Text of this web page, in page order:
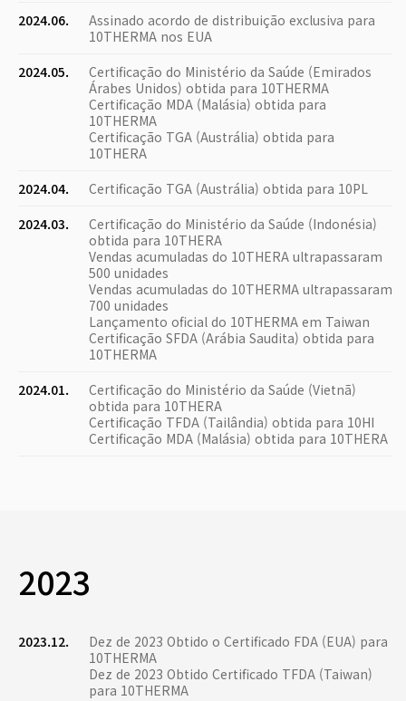
2024.06.
Assinado acordo de distribuição exclusiva para
10THERMA nos EUA
2024.05.
Certificação do Ministério da Saúde (Emirados
Árabes Unidos) obtida para 10THERMA
Certificação MDA (Malásia) obtida para
10THERMA
Certificação TGA (Austrália) obtida para
10THERA
2024.04.
Certificação TGA (Austrália) obtida para 10PL
2024.03.
Certificação do Ministério da Saúde (Indonésia)
obtida para 10THERA
Vendas acumuladas do 10THERA ultrapassaram
500 unidades
Vendas acumuladas do 10THERMA ultrapassaram
700 unidades
Lançamento oficial do 10THERMA em Taiwan
Certificação SFDA (Arábia Saudita) obtida para
10THERMA
2024.01.
Certificação do Ministério da Saúde (Vietnã)
obtida para 10THERA
Certificação TFDA (Tailândia) obtida para 10HI
Certificação MDA (Malásia) obtida para 10THERA
2023
2023.12.
Dez de 2023 Obtido o Certificado FDA (EUA) para
10THERMA
Dez de 2023 Obtido Certificado TFDA (Taiwan)
para 10THERMA